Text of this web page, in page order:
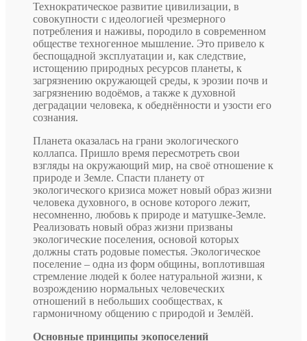
Технократическое развитие цивилизации, в
совокупности с идеологией чрезмерного
потребления и наживы, породило в современном
обществе техногенное мышление. Это привело к
беспощадной эксплуатации и, как следствие,
истощению природных ресурсов планеты, к
загрязнению окружающей среды, к эрозии почв и
загрязнению водоёмов, а также к духовной
деградации человека, к обеднённости и узости его
сознания.
Планета оказалась на грани экологического
коллапса. Пришло время пересмотреть свои
взгляды на окружающий мир, на своё отношение к
природе и Земле. Спасти планету от
экологического кризиса может новый образ жизни
человека духовного, в основе которого лежит,
несомненно, любовь к природе и матушке-Земле.
Реализовать новый образ жизни призваны
экологические поселения, основой которых
должны стать родовые поместья. Экологическое
поселение – одна из форм общины, воплотившая
стремление людей к более натуральной жизни, к
возрождению нормальных человеческих
отношений в небольших сообществах, к
гармоничному общению с природой и Землёй.
Основные принципы экопоселений